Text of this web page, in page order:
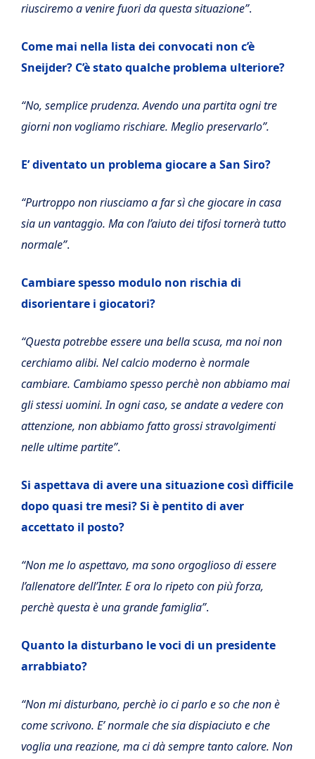
riusciremo a venire fuori da questa situazione”.
Come mai nella lista dei convocati non c’è
Sneijder? C’è stato qualche problema ulteriore?
“No, semplice prudenza. Avendo una partita ogni tre
giorni non vogliamo rischiare. Meglio preservarlo”.
E’ diventato un problema giocare a San Siro?
“Purtroppo non riusciamo a far sì che giocare in casa
sia un vantaggio. Ma con l’aiuto dei tifosi tornerà tutto
normale”.
Cambiare spesso modulo non rischia di
disorientare i giocatori?
“Questa potrebbe essere una bella scusa, ma noi non
cerchiamo alibi. Nel calcio moderno è normale
cambiare. Cambiamo spesso perchè non abbiamo mai
gli stessi uomini. In ogni caso, se andate a vedere con
attenzione, non abbiamo fatto grossi stravolgimenti
nelle ultime partite”.
Si aspettava di avere una situazione così difficile
dopo quasi tre mesi? Si è pentito di aver
accettato il posto?
“Non me lo aspettavo, ma sono orgoglioso di essere
l’allenatore dell’Inter. E ora lo ripeto con più forza,
perchè questa è una grande famiglia”.
Quanto la disturbano le voci di un presidente
arrabbiato?
“Non mi disturbano, perchè io ci parlo e so che non è
come scrivono. E’ normale che sia dispiaciuto e che
voglia una reazione, ma ci dà sempre tanto calore. Non